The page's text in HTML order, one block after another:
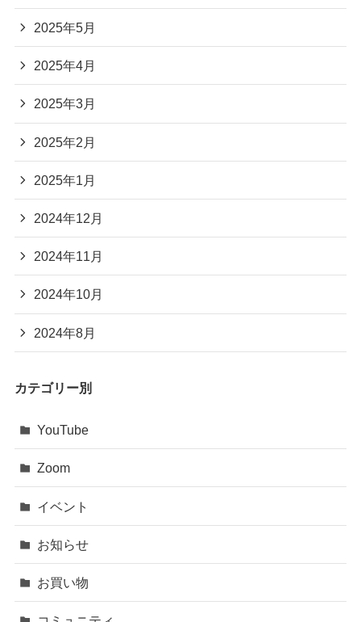
2025年5月
2025年4月
2025年3月
2025年2月
2025年1月
2024年12月
2024年11月
2024年10月
2024年8月
カテゴリー別
YouTube
Zoom
イベント
お知らせ
お買い物